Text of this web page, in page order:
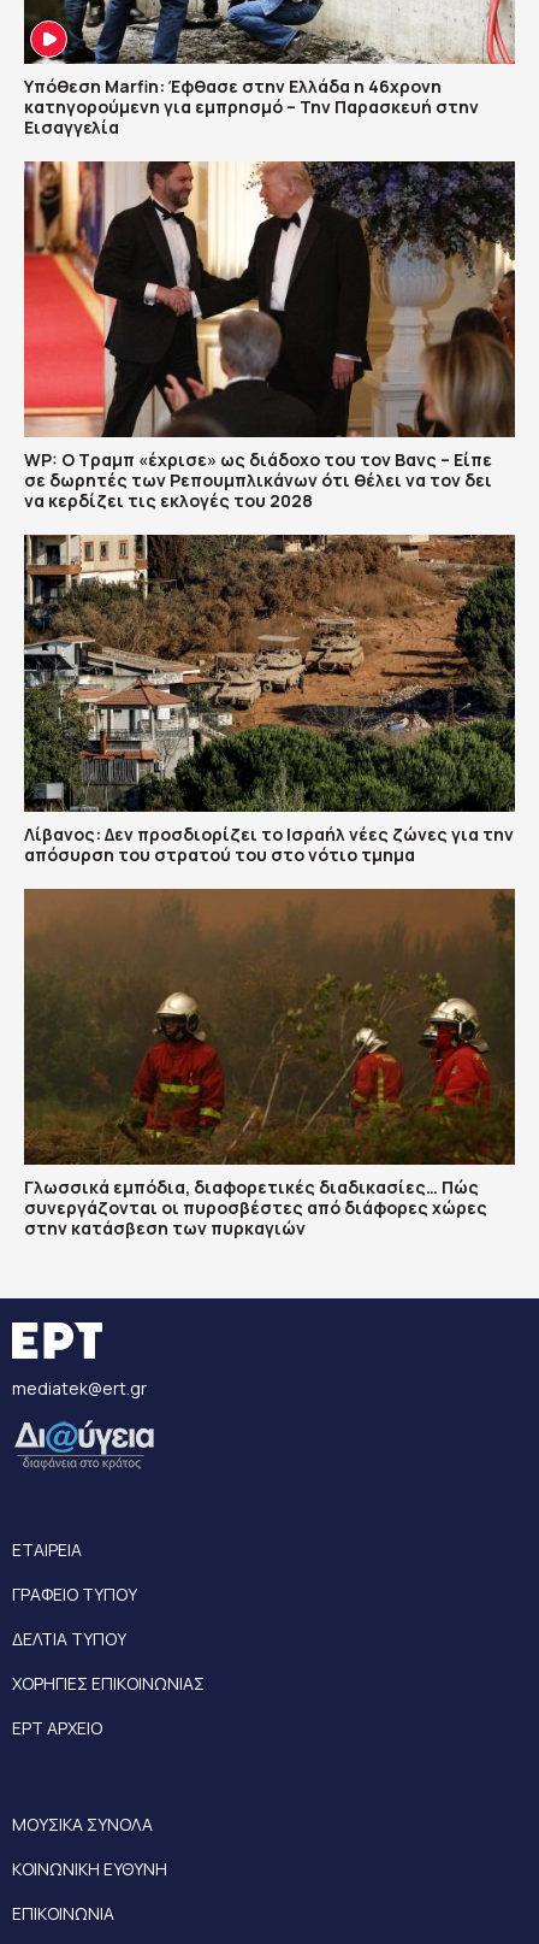
Υπόθεση Marfin: Έφθασε στην Ελλάδα η 46χρονη
κατηγορούμενη για εμπρησμό – Την Παρασκευή στην
Εισαγγελία
WP: Ο Τραμπ «έχρισε» ως διάδοχο του τον Βανς – Είπε
σε δωρητές των Ρεπουμπλικάνων ότι θέλει να τον δει
να κερδίζει τις εκλογές του 2028
Λίβανος: Δεν προσδιορίζει το Ισραήλ νέες ζώνες για την
απόσυρση του στρατού του στο νότιο τμημα
Γλωσσικά εμπόδια, διαφορετικές διαδικασίες… Πώς
συνεργάζονται οι πυροσβέστες από διάφορες χώρες
στην κατάσβεση των πυρκαγιών
mediatek@ert.gr
ΕΤΑΙΡΕΙΑ
ΓΡΑΦΕΙΟ ΤΥΠΟΥ
ΔΕΛΤΙΑ ΤΥΠΟΥ
ΧΟΡΗΓΙΕΣ ΕΠΙΚΟΙΝΩΝΙΑΣ
ΕΡΤ ΑΡΧΕΙΟ
ΜΟΥΣΙΚΑ ΣΥΝΟΛΑ
ΚΟΙΝΩΝΙΚΗ ΕΥΘΥΝΗ
ΕΠΙΚΟΙΝΩΝΙΑ